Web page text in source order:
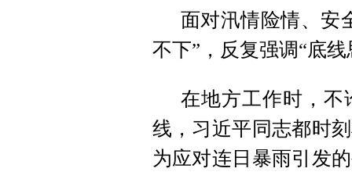
面对汛情险情、安
不下”，反复强调“底线
在地方工作时，不
线，习近平同志都时
为应对连日暴雨引发